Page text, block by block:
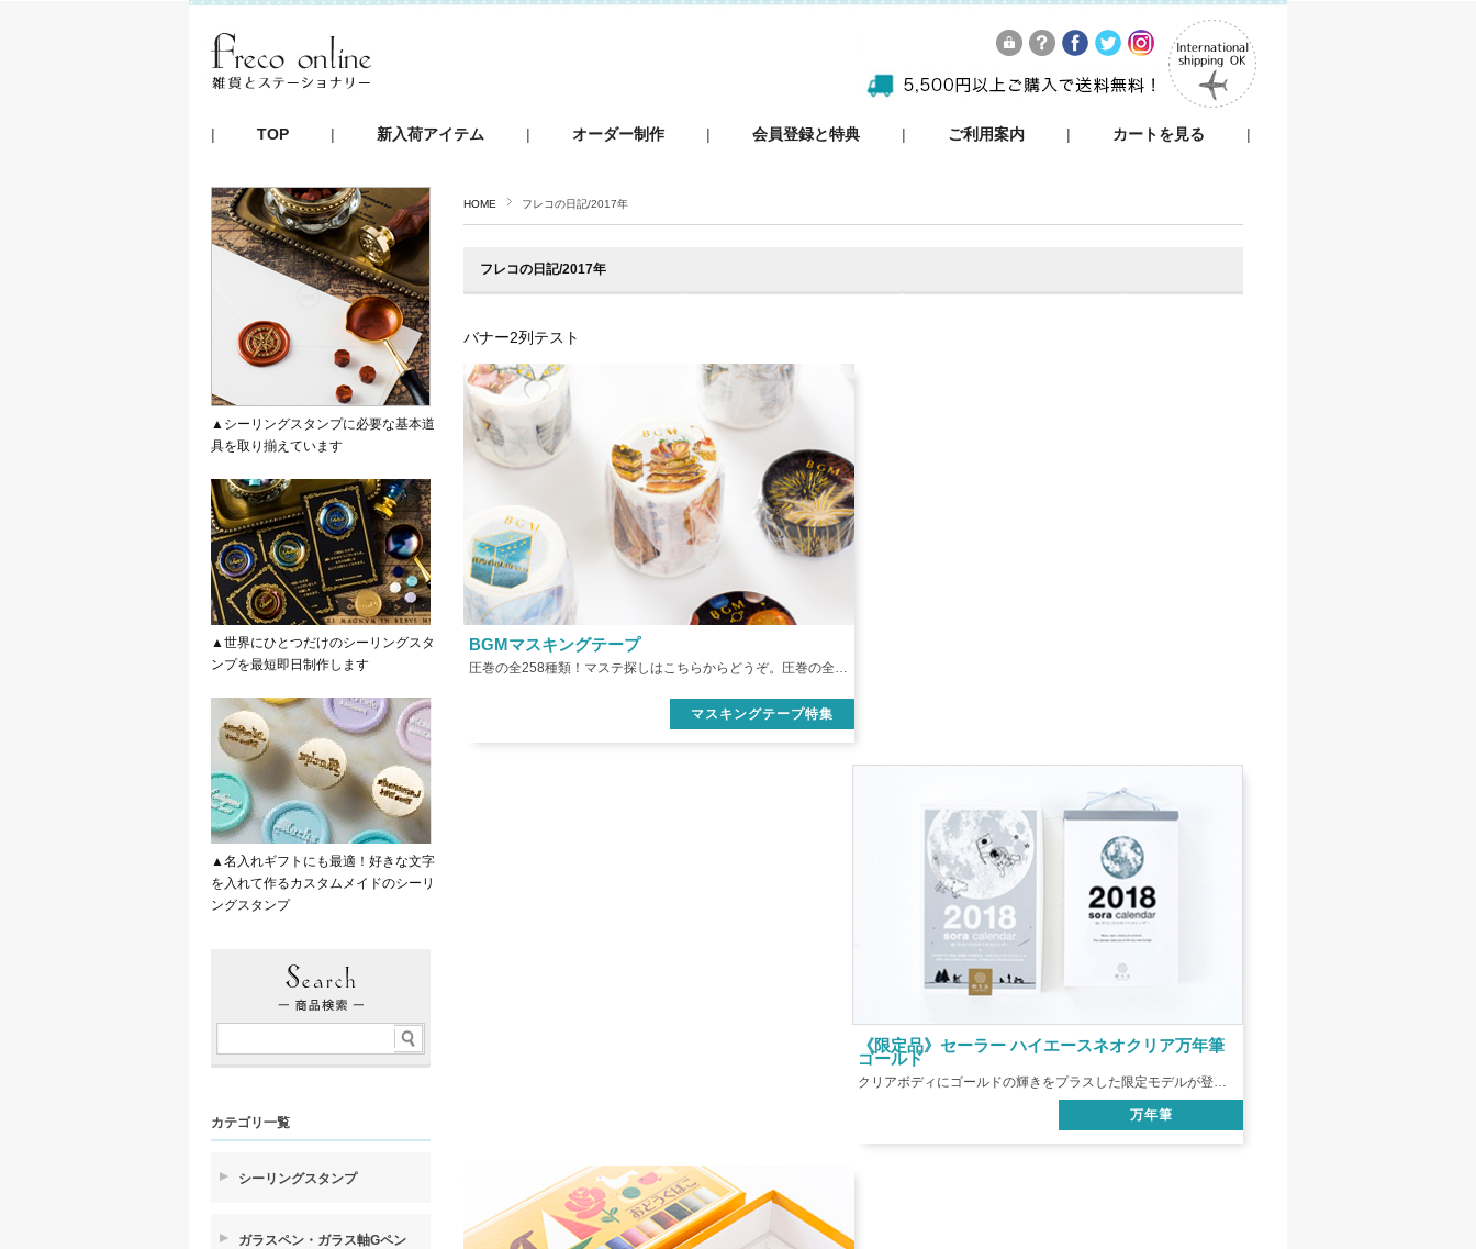
TOP 新入荷アイテム オーダー制作 会員登録と特典 ご利用案内 カートを見る
HOME フレコの日記/2017年
フレコの日記/2017年
バナー2列テスト
BGMマスキングテープ
圧巻の全258種類！マステ探しはこちらからどうぞ。圧巻の全258種類！マステ探しはこちらからどうぞ。
マスキングテープ特集
《限定品》セーラー ハイエースネオクリア万年筆
ゴールド
クリアボディにゴールドの輝きをプラスした限定モデルが登場！
万年筆
▲シーリングスタンプに必要な基本道
具を取り揃えています
▲世界にひとつだけのシーリングスタ
ンプを最短即日制作します
▲名入れギフトにも最適！好きな文字
を入れて作るカスタムメイドのシーリ
ングスタンプ
カテゴリ一覧
シーリングスタンプ
ガラスペン・ガラス軸Gペン